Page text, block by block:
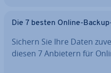
Die 7 besten Online-
Sichern Sie Ihre Daten
diesen 7 Anbietern für